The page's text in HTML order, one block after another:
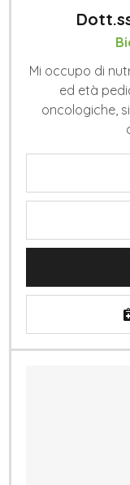
Mi occupo di
ed età
oncologiche,